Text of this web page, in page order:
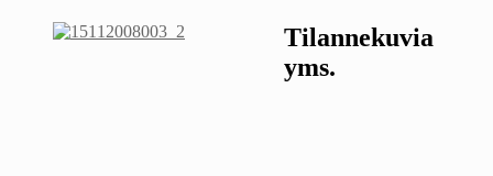
Tilannekuvia
yms.